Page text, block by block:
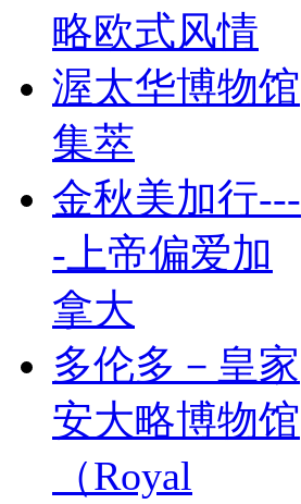
略欧式风情
渥太华博物馆
集萃
金秋美加行---
-上帝偏爱加
拿大
多伦多－皇家
安大略博物馆
（Royal